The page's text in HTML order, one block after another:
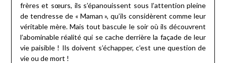
frères et sœurs, ils s’épanouissent sous l’attention pleine
de tendresse de « Maman », qu’ils considèrent comme leur
véritable mère. Mais tout bascule le soir où ils découvrent
l’abominable réalité qui se cache derrière la façade de leur
vie paisible ! Ils doivent s’échapper, c’est une question de
vie ou de mort !